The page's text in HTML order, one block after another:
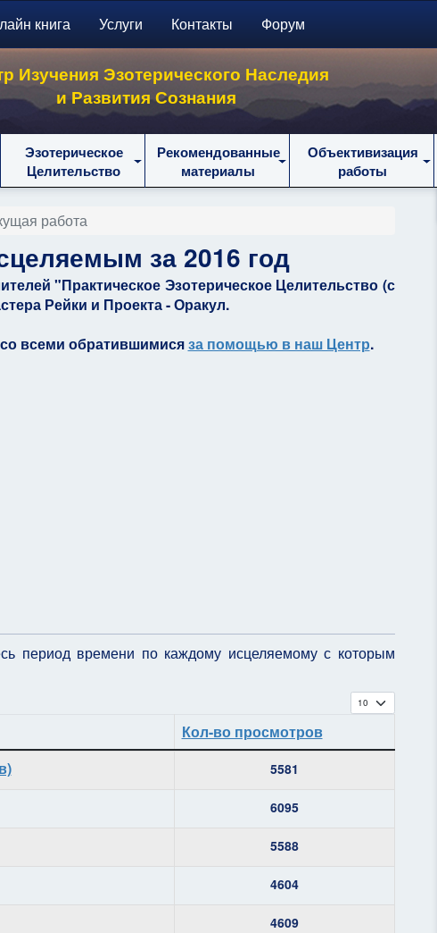
книга Услуги Контакты Форум
Изучения Эзотерического Наследия
и Развития Сознания
Эзотерическое
Целительство
Рекомендованные
материалы
Объективизация
работы
работа
за 2016 год
"Практическое Эзотерическое Целительство (с
Рейки и Проекта - Оракул.
со всеми обратившимисяза помощью в наш Центр.
период времени по каждому исцеляемому с которым
Кол-во строк:
Кол-во просмотров
5581
6095
5588
4604
4609